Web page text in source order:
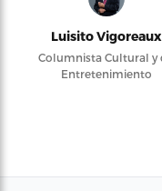
Luisito Vigoreaux
Columnista Cultural y
Entretenimiento